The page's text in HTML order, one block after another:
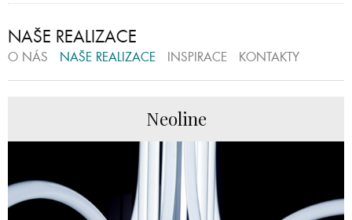
NAŠE REALIZACE
O NÁS NAŠE REALIZACE INSPIRACE KONTAKTY
Neoline